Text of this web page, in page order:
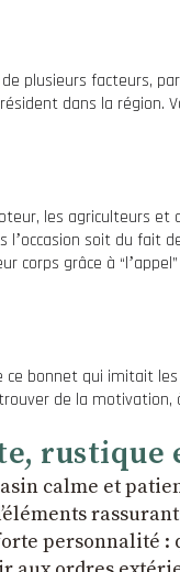
plusieurs facteurs,
dans la région.
les agriculteurs et
lʼoccasion soit du fait
grâce à
bonnet qui imitait
de la motivation,
asin calme et
personnalité :